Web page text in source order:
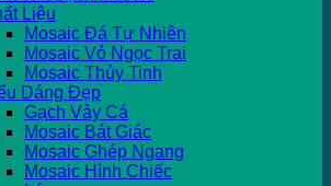
Liệu
Mosaic Đá Tự Nhiên
Mosaic Vỏ Ngọc Trai
Mosaic Thủy Tinh
Dáng Đẹp
Gạch Vảy Cá
Mosaic Bát Giác
Mosaic Ghép Ngang
Mosaic Hình Chiếc